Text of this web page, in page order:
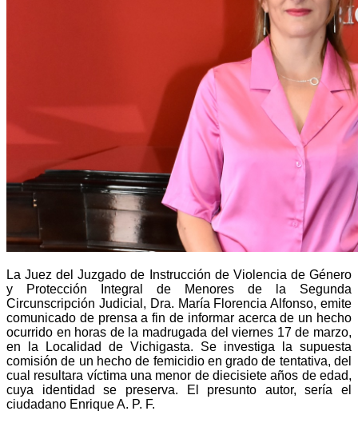
La Juez del Juzgado de Instrucción de Violencia de Género
y Protección Integral de Menores de la Segunda
Circunscripción Judicial, Dra. María Florencia Alfonso, emite
comunicado de prensa a fin de informar acerca de un hecho
ocurrido en horas de la madrugada del viernes 17 de marzo,
en la Localidad de Vichigasta. Se investiga la supuesta
comisión de un hecho de femicidio en grado de tentativa, del
cual resultara víctima una menor de diecisiete años de edad,
cuya identidad se preserva. El presunto autor, sería el
ciudadano Enrique A. P. F.